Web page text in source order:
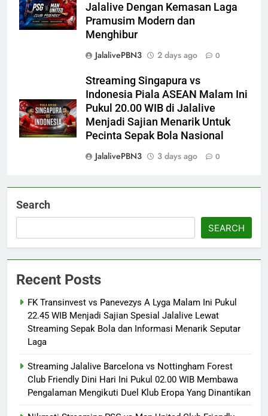
Jalalive Dengan Kemasan Laga
Pramusim Modern dan
Menghibur
JalalivePBN3
2 days ago 0
Streaming Singapura vs
Indonesia Piala ASEAN Malam Ini
Pukul 20.00 WIB di Jalalive
Menjadi Sajian Menarik Untuk
Pecinta Sepak Bola Nasional
JalalivePBN3
3 days ago 0
Search
SEARCH
Recent Posts
FK Transinvest vs Panevezys A Lyga Malam Ini Pukul
22.45 WIB Menjadi Sajian Spesial Jalalive Lewat
Streaming Sepak Bola dan Informasi Menarik Seputar
Laga
Streaming Jalalive Barcelona vs Nottingham Forest
Club Friendly Dini Hari Ini Pukul 02.00 WIB Membawa
Pengalaman Mengikuti Duel Klub Eropa Yang Dinantikan